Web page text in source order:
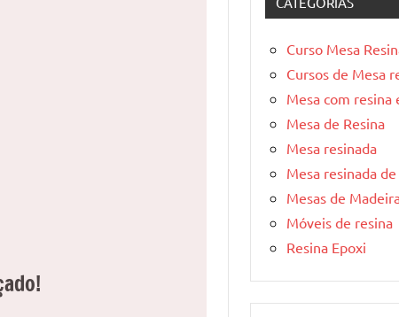
Curso Mesa
Cursos de Mesa
Mesa com resina
Mesa de Resina
Mesa resinada
Mesa resinada
Mesas de
Móveis de resina
Resina Epoxi